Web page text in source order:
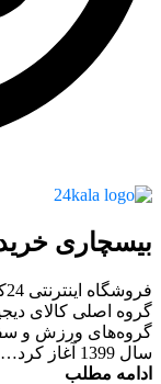
بیسچاری
گروه اصلی کالای
گروه‌های ورزش و
سال 1399 آغاز کرد…
ادامه مطلب